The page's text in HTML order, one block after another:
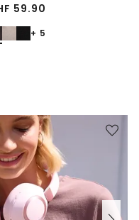
59.90
+ 5